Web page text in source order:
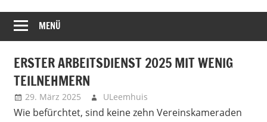
Angelverein
Stadland
MENÜ
ERSTER ARBEITSDIENST 2025 MIT WENIG
TEILNEHMERN
29. März 2025 ULeemhuis
Wie befürchtet, sind keine zehn Vereinskameraden